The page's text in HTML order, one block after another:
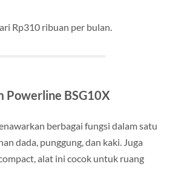
Rp310 ribuan per bulan.
Powerline BSG10X
berbagai fungsi dalam satu
dada, punggung, dan kaki. Juga
alat ini cocok untuk ruang